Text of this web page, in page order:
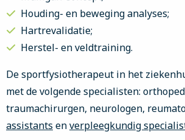
Houding- en beweging analyses;
Hartrevalidatie;
Herstel- en veldtraining.
De sportfysiotherapeut in het
met de volgende specialisten:
traumachirurgen, neurologen,
assistants enverpleegkundig